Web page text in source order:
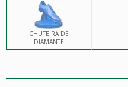
CHUTEIRA DE
DIAMANTE